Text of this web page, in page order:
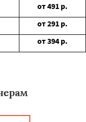
от491 р.
от291 р.
от394 р.